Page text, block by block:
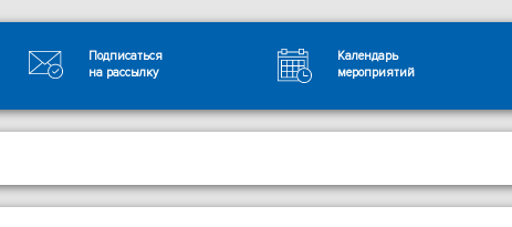
Подписаться
на рассылку
Календарь
мероприятий